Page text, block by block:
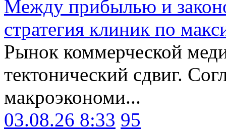
Между прибылью и
стратегия клиник по
Рынок коммерческой
тектонический сдвиг.
макроэкономи...
03.08.26 8:33 95